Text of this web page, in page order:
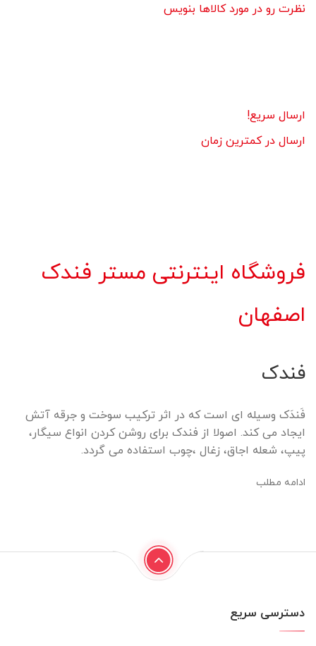
نظرت رو در مورد کالاها بنویس
ارسال سریع!
ارسال در کمترین زمان
فروشگاه اینترنتی مستر فندک
اصفهان
فندک
فَندَک وسیله ای است که در اثر ترکیب سوخت و جرقه آتش
ایجاد می کند. اصولا از فندک برای روشن کردن انواع سیگار،
پیپ، شعله اجاق، زغال ،چوب استفاده می گردد.
ادامه مطلب
دسترسی سریع